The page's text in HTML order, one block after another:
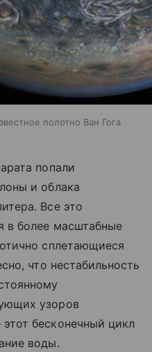
полотно Ван Гога
попали
и облака
Все это
в более масштабные
сплетающиеся
что нестабильность
узоров
бесконечный цикл
воды.